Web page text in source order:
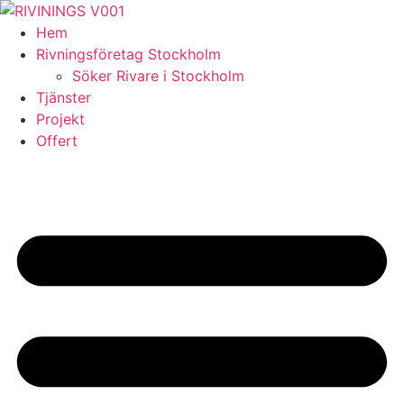
Skip
content
Hem
Rivningsföretag Stockholm
Söker Rivare i Stockholm
Tjänster
Projekt
Offert